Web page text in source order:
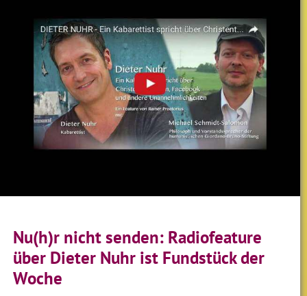
Nu(h)r nicht senden: Radiofeature
über Dieter Nuhr ist Fundstück der
Woche